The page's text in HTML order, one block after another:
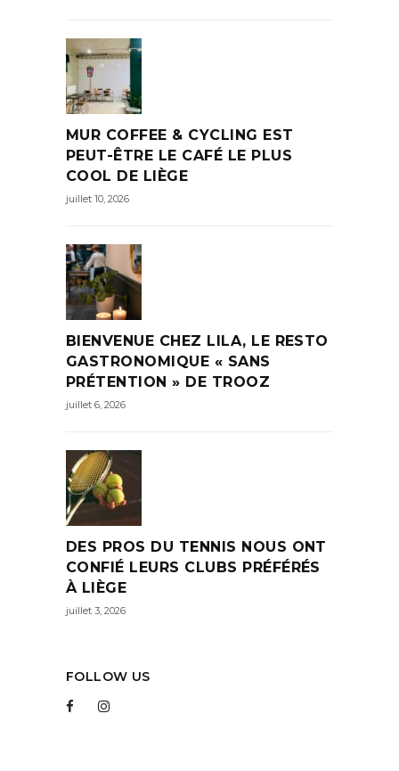
MUR COFFEE & CYCLING EST
PEUT-ÊTRE LE CAFÉ LE PLUS
COOL DE LIÈGE
juillet 10, 2026
BIENVENUE CHEZ LILA, LE RESTO
GASTRONOMIQUE « SANS
PRÉTENTION » DE TROOZ
juillet 6, 2026
DES PROS DU TENNIS NOUS ONT
CONFIÉ LEURS CLUBS PRÉFÉRÉS
À LIÈGE
juillet 3, 2026
FOLLOW US